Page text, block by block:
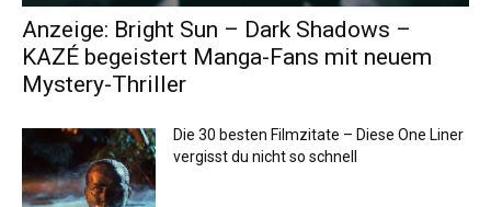
Anzeige: Bright Sun – Dark Shadows –
KAZÉ begeistert Manga-Fans mit neuem
Mystery-Thriller
Die 30 besten Filmzitate – Diese One Liner
vergisst du nicht so schnell